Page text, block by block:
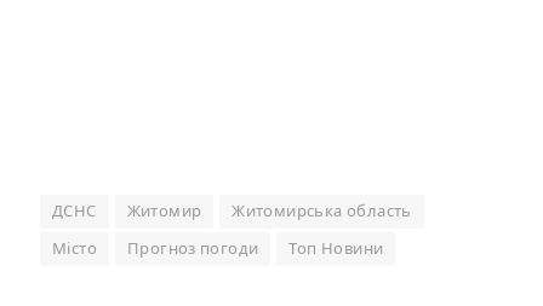
ДСНС Житомир Житомирська область
Місто Прогноз погоди Топ Новини